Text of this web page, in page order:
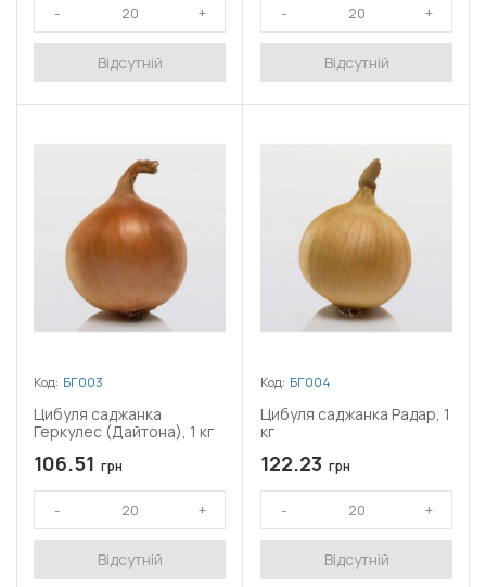
Відсутній Відсутній
Код: БГ003
Цибуля саджанка
Геркулес (Дайтона), 1 кг
106.51 грн
Відсутній
Код: БГ004
Цибуля саджанка Радар, 1
кг
122.23 грн
Відсутній